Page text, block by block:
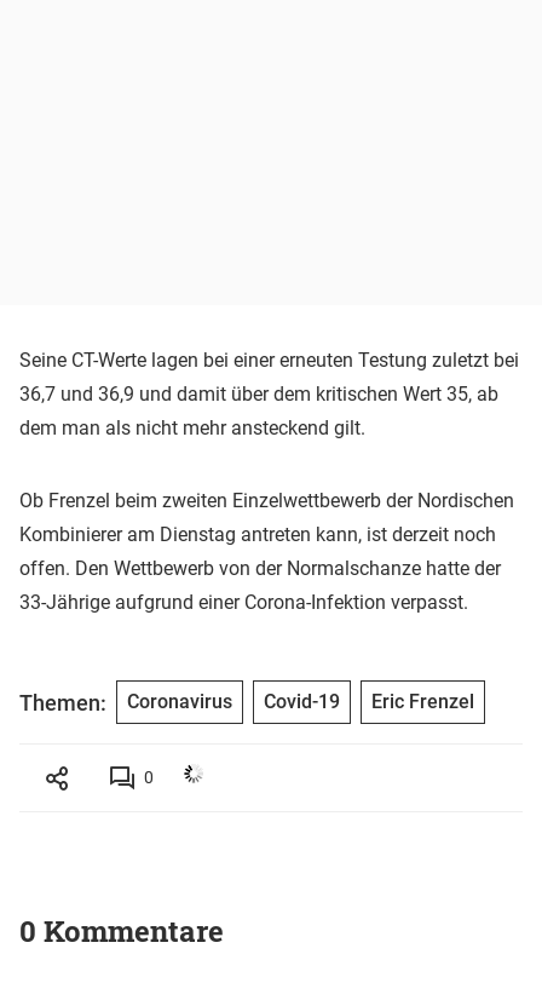
Seine CT-Werte lagen bei einer erneuten Testung zuletzt bei
36,7 und 36,9 und damit über dem kritischen Wert 35, ab
dem man als nicht mehr ansteckend gilt.
Ob Frenzel beim zweiten Einzelwettbewerb der Nordischen
Kombinierer am Dienstag antreten kann, ist derzeit noch
offen. Den Wettbewerb von der Normalschanze hatte der
33-Jährige aufgrund einer Corona-Infektion verpasst.
Themen: Coronavirus Covid-19 Eric Frenzel
0
0 Kommentare